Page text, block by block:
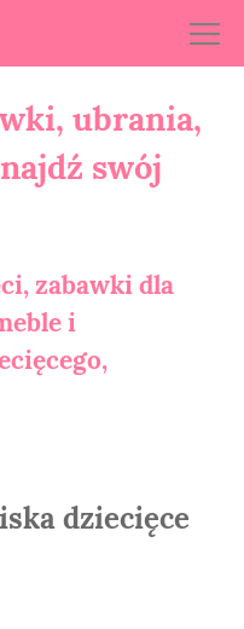
ubrania,
swój
zabawki dla
i
dziecięce